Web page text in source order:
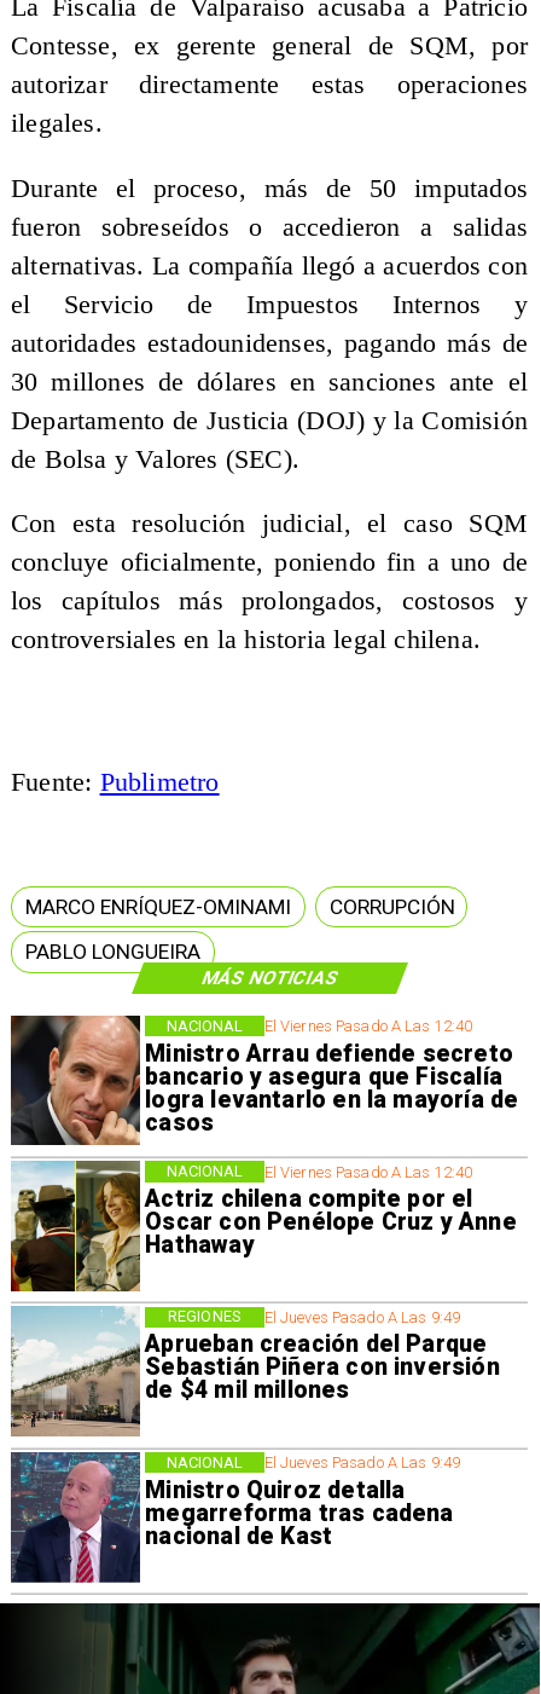
MÁS NOTICIAS
El Viernes Pasado A Las 12:40
Ministro Arrau defiende secreto
bancario y asegura que Fiscalía
logra levantarlo en la mayoría de
casos
NACIONAL
El Viernes Pasado A Las 12:40
Actriz chilena compite por el
Oscar con Penélope Cruz y Anne
Hathaway
NACIONAL
El Jueves Pasado A Las 9:49
Aprueban creación del Parque
Sebastián Piñera con inversión
de $4 mil millones
REGIONES
El Jueves Pasado A Las 9:49
Ministro Quiroz detalla
megarreforma tras cadena
nacional de Kast
NACIONAL
La Fiscalía de Valparaíso acusaba a Patricio
Contesse, ex gerente general de SQM, por
autorizar directamente estas operaciones
ilegales.
Durante el proceso, más de 50 imputados
fueron sobreseídos o accedieron a salidas
alternativas. La compañía llegó a acuerdos con
el Servicio de Impuestos Internos y
autoridades estadounidenses, pagando más de
30 millones de dólares en sanciones ante el
Departamento de Justicia (DOJ) y la Comisión
de Bolsa y Valores (SEC).
Con esta resolución judicial, el caso SQM
concluye oficialmente, poniendo fin a uno de
los capítulos más prolongados, costosos y
controversiales en la historia legal chilena.
Fuente: Publimetro
MARCO ENRÍQUEZ-OMINAMI
CORRUPCIÓN
PABLO LONGUEIRA